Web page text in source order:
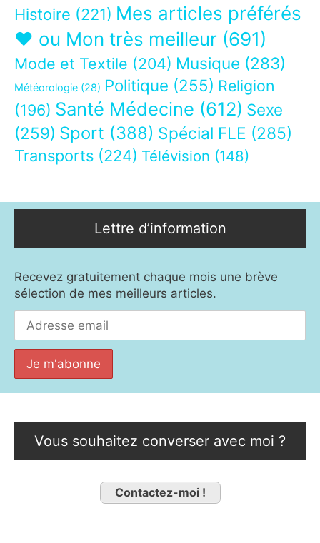
Histoire (221) Mes articles préférés
❤ ou Mon très meilleur (691)
Mode et Textile (204) Musique (283)
Météorologie (28) Politique (255) Religion
(196) Santé Médecine (612) Sexe
(259) Sport (388) Spécial FLE (285)
Transports (224) Télévision (148)
Lettre d’information
Recevez gratuitement chaque mois une brève
sélection de mes meilleurs articles.
Vous souhaitez converser avec moi ?
Contactez-moi !